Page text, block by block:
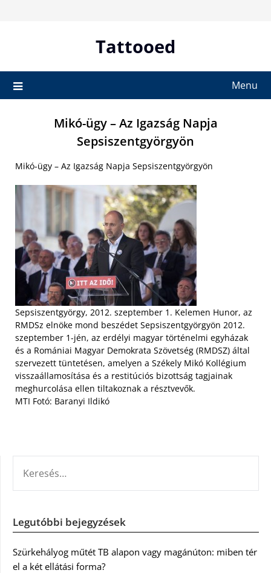
Tattooed
Menu
Mikó-ügy – Az Igazság Napja
Sepsiszentgyörgyön
Mikó-ügy – Az Igazság Napja Sepsiszentgyörgyön
Sepsiszentgyörgy, 2012. szeptember 1. Kelemen Hunor, az
RMDSz elnöke mond beszédet Sepsiszentgyörgyön 2012.
szeptember 1-jén, az erdélyi magyar történelmi egyházak
és a Romániai Magyar Demokrata Szövetség (RMDSZ) által
szervezett tüntetésen, amelyen a Székely Mikó Kollégium
visszaállamosítása és a restitúciós bizottság tagjainak
meghurcolása ellen tiltakoznak a résztvevők.
MTI Fotó: Baranyi Ildikó
Legutóbbi bejegyzések
Szürkehályog műtét TB alapon vagy magánúton: miben tér
el a két ellátási forma?